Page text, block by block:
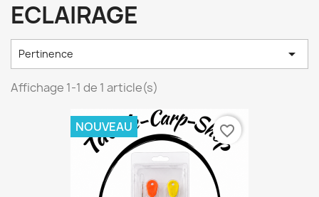
ECLAIRAGE
Pertinence 
Affichage 1-1 de 1 article(s)
NOUVEAU favorite_border